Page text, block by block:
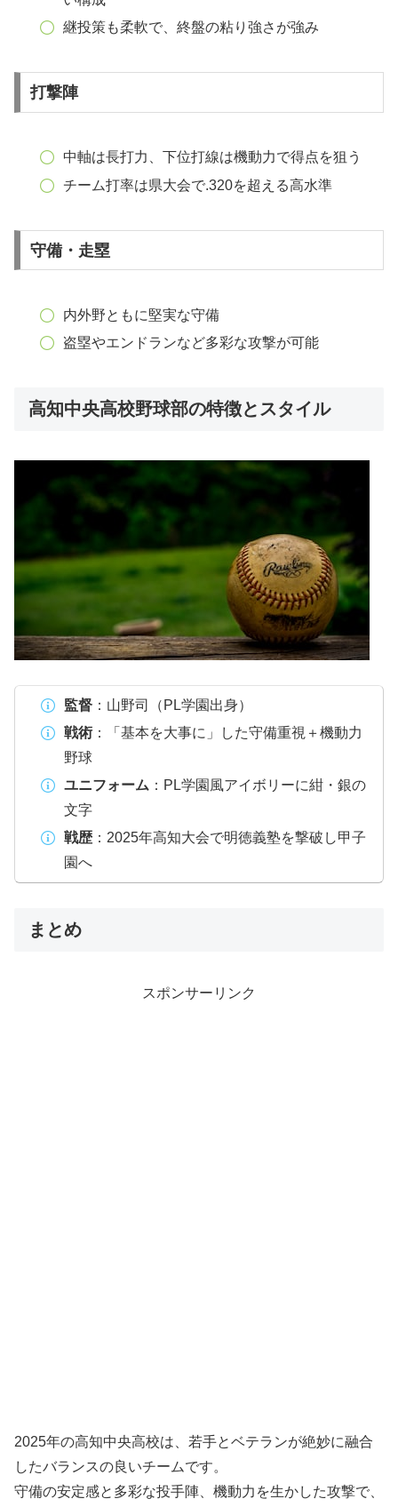
継投策も柔軟で、終盤の粘り強さが強み
打撃陣
中軸は長打力、下位打線は機動力で得点を狙う
チーム打率は県大会で.320を超える高水準
守備・走塁
内外野ともに堅実な守備
盗塁やエンドランなど多彩な攻撃が可能
高知中央高校野球部の特徴とスタイル
監督：山野司（PL学園出身）
戦術：「基本を大事に」した守備重視＋機動力
野球
ユニフォーム ：PL学園風アイボリーに紺・銀の
文字
戦歴：2025年高知大会で明徳義塾を撃破し甲子
園へ
まとめ
スポンサーリンク
2025年の高知中央高校は、若手とベテランが絶妙に融合
したバランスの良いチームです。
守備の安定感と多彩な投手陣、機動力を生かした攻撃で、